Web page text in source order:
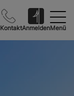
KontaktAnmeldenMenü